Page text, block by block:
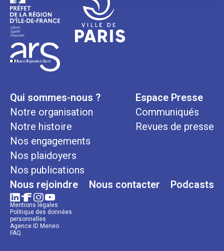
Qui sommes-nous ?
Notre organisation
Notre histoire
Nos engagements
Nos plaidoyers
Nos publications
Espace Presse
Communiqués
Revues de presse
Nous rejoindre Nous contacter Podcasts
Mentions légales
Politique des données
personnelles
Agence ID Meneo
FAQ